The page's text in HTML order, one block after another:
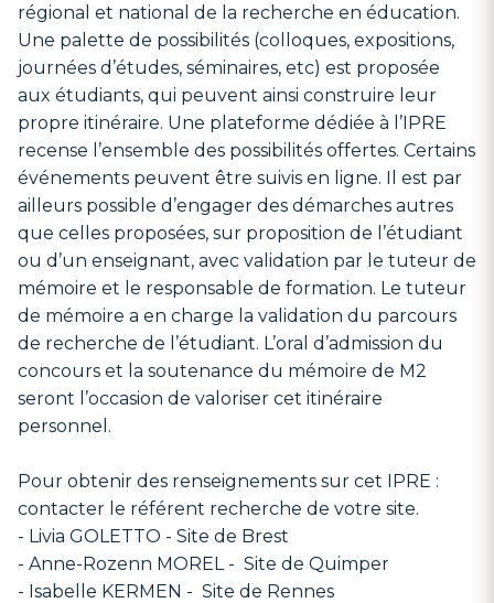
régional et national de la recherche en éducation.
Une palette de possibilités (colloques, expositions,
journées d’études, séminaires, etc) est proposée
aux étudiants, qui peuvent ainsi construire leur
propre itinéraire. Une plateforme dédiée à l’IPRE
recense l’ensemble des possibilités offertes. Certains
événements peuvent être suivis en ligne. Il est par
ailleurs possible d’engager des démarches autres
que celles proposées, sur proposition de l’étudiant
ou d’un enseignant, avec validation par le tuteur de
mémoire et le responsable de formation. Le tuteur
de mémoire a en charge la validation du parcours
de recherche de l’étudiant. L’oral d’admission du
concours et la soutenance du mémoire de M2
seront l’occasion de valoriser cet itinéraire
personnel.
Pour obtenir des renseignements sur cet IPRE :
contacter le référent recherche de votre site.
- Livia GOLETTO - Site de Brest
- Anne-Rozenn MOREL - Site de Quimper
- Isabelle KERMEN - Site de Rennes